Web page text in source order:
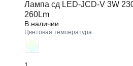
Лампа сд LED-JCD-V 3W
260Lm
В наличии
Цветовая температура